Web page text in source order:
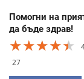
Помогни на
да бъде здрав!
★★★★★
★★★★★
★★★★★
27